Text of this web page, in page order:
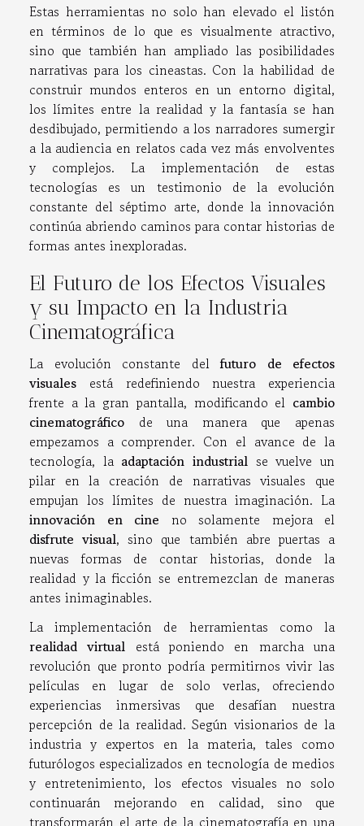
Estas herramientas no solo han elevado el listón
en términos de lo que es visualmente atractivo,
sino que también han ampliado las posibilidades
narrativas para los cineastas. Con la habilidad de
construir mundos enteros en un entorno digital,
los límites entre la realidad y la fantasía se han
desdibujado, permitiendo a los narradores sumergir
a la audiencia en relatos cada vez más envolventes
y complejos. La implementación de estas
tecnologías es un testimonio de la evolución
constante del séptimo arte, donde la innovación
continúa abriendo caminos para contar historias de
formas antes inexploradas.
El Futuro de los Efectos Visuales
y su Impacto en la Industria
Cinematográfica
La evolución constante delfuturo de efectos
visuales está redefiniendo nuestra experiencia
frente a la gran pantalla, modificando el cambio
cinematográfico de una manera que apenas
empezamos a comprender. Con el avance de la
tecnología, la adaptación industrial se vuelve un
pilar en la creación de narrativas visuales que
empujan los límites de nuestra imaginación. La
innovación en cine no solamente mejora el
disfrute visual, sino que también abre puertas a
nuevas formas de contar historias, donde la
realidad y la ficción se entremezclan de maneras
antes inimaginables.
La implementación de herramientas como la
realidad virtual está poniendo en marcha una
revolución que pronto podría permitirnos vivir las
películas en lugar de solo verlas, ofreciendo
experiencias inmersivas que desafían nuestra
percepción de la realidad. Según visionarios de la
industria y expertos en la materia, tales como
futurólogos especializados en tecnología de medios
y entretenimiento, los efectos visuales no solo
continuarán mejorando en calidad, sino que
transformarán el arte de la cinematografía en una